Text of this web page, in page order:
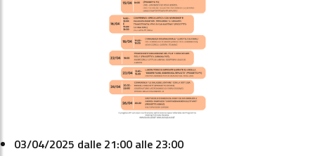
03/04/2025 dalle 21:00 alle 23:00